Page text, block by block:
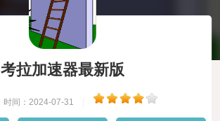
考拉加速器最新版
时间：2024-07-31